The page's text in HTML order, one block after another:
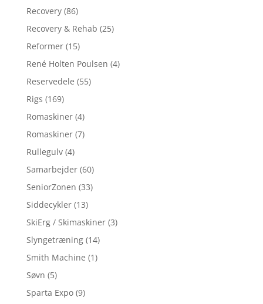
Recovery (86)
Recovery & Rehab (25)
Reformer (15)
René Holten Poulsen (4)
Reservedele (55)
Rigs (169)
Romaskiner (4)
Romaskiner (7)
Rullegulv (4)
Samarbejder (60)
SeniorZonen (33)
Siddecykler (13)
SkiErg / Skimaskiner (3)
Slyngetræning (14)
Smith Machine (1)
Søvn (5)
Sparta Expo (9)